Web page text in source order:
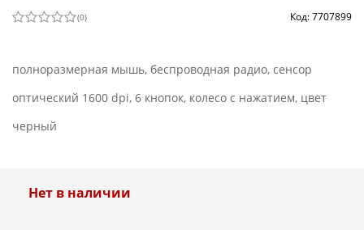
(0) Код: 7707899
полноразмерная мышь, беспроводная радио, сенсор
оптический 1600 dpi, 6 кнопок, колесо с нажатием, цвет
черный
Нет в наличии